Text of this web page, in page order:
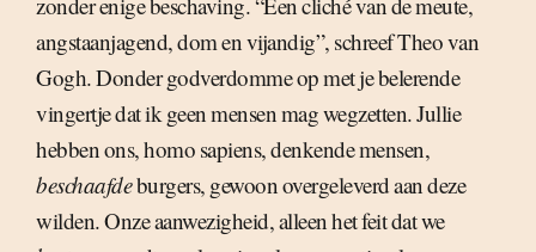
angstaanjagend, dom en vijandig”, schreef Theo van
Gogh. Donder godverdomme op met je belerende
vingertje dat ik geen mensen mag wegzetten. Jullie
hebben ons, homo sapiens, denkende mensen,
beschaafdeburgers, gewoon overgeleverd aan deze
wilden. Onze aanwezigheid, alleen het feit dat we